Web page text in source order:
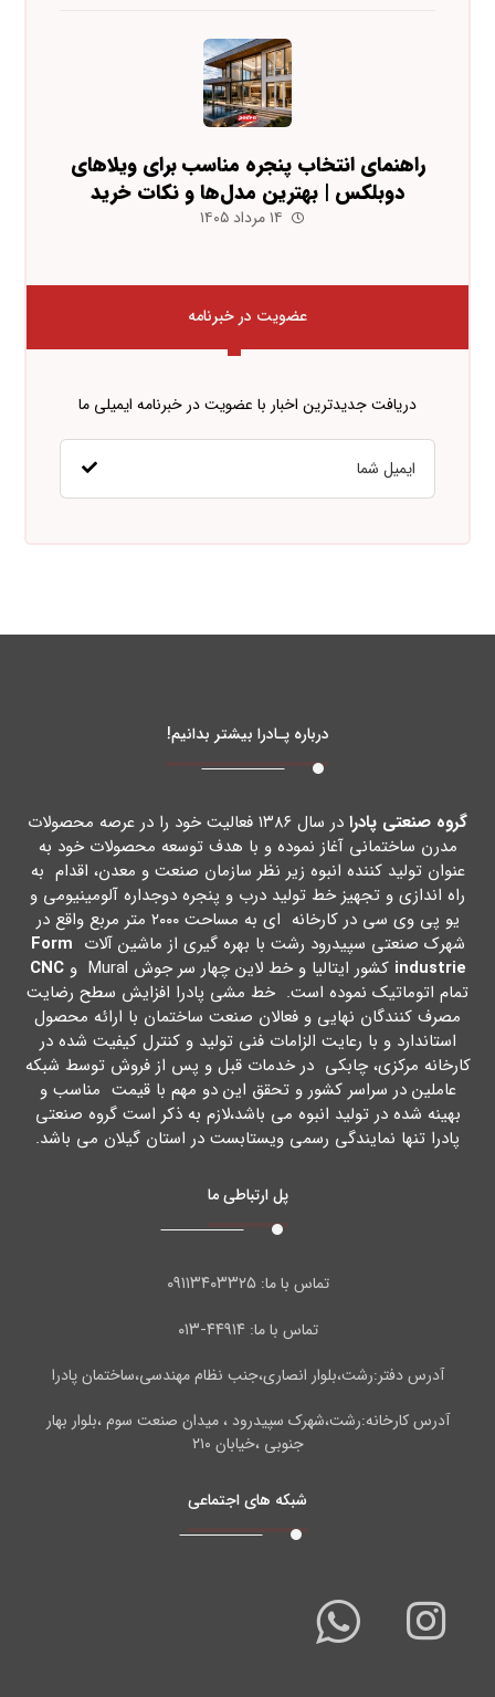
راهنمای انتخاب پنجره مناسب برای ویلاهای
دوبلکس | بهترین مدل‌ها و نکات خرید
۱۴ مرداد ۱۴۰۵
عضویت در خبرنامه
دریافت جدیدترین اخبار با عضویت در خبرنامه ایمیلی ما
درباره پـادرا بیشتر بدانیم!
گروه صنعتی پادرا
در سال ۱۳۸۶ فعالیت خود را در عرصه محصولات
مدرن ساختمانی آغاز نموده و با هدف توسعه محصولات خود به
عنوان تولید کننده انبوه زیر نظر سازمان صنعت و معدن، اقدام به
راه اندازي و تجهیز خط تولید درب و پنجره دوجداره آلومینیومی و
یو پی وي سی در کارخانه اي به مساحت ۲۰۰۰ متر مربع واقع در
شهرك صنعتی سپیدرود رشت با بهره گیري از ماشین آلات Form
industrie کشور ایتالیا و خط لاین چهار سر جوش Mural و
CNC
تمام اتوماتیک نموده است. خط مشی پادرا افزایش سطح رضایت
مصرف کنندگان نهایی و فعالان صنعت ساختمان با ارائه محصول
استاندارد و با رعایت الزامات فنی تولید و کنترل کیفیت شده در
کارخانه مرکزي، چابکی در خدمات قبل و پس از فروش توسط شبکه
عاملین در سراسر کشور و تحقق این دو مهم با قیمت مناسب و
بهینه شده در تولید انبوه می باشد،لازم به ذکر است گروه صنعتی
پادرا تنها نمایندگی رسمی ویستابست در استان گیلان می باشد.
پل ارتباطی ما
تماس با ما:۰۹۱۱۳۴۰۳۳۲۵
تماس با ما: ۴۴۹۱۴-۰۱۳
آدرس دفتر:رشت،بلوار انصاری،جنب نظام مهندسی،ساختمان پادرا
آدرس کارخانه:رشت،شهرک سپیدرود ، میدان صنعت سوم ،بلوار بهار
جنوبی ،خیابان ۲۱۰
شبکه های اجتماعی